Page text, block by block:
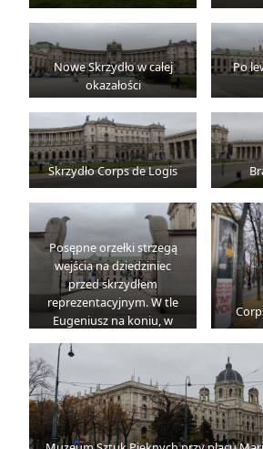
Nowe Skrzydło w całej
okazałości
Po
Skrzydło Corps de Logis
Posępne orzełki strzegą
wejścia na dziedziniec
przed skrzydłem
reprezentacyjnym. W tle
Eugeniusz na koniu, w